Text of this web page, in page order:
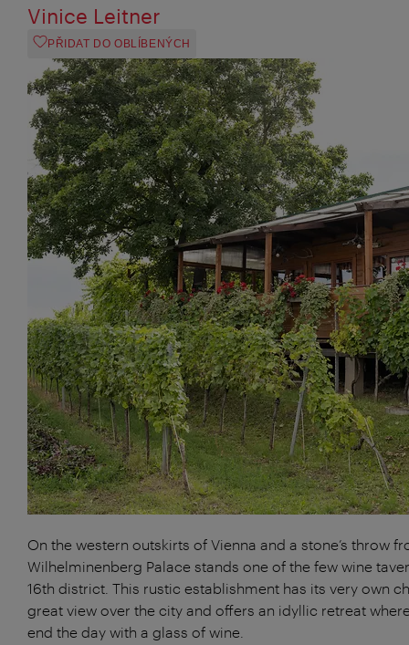
Vinice Leitner
PŘIDAT DO OBLÍBENÝCH
On the western outskirts of Vienna and a stone’s throw
Wilhelminenberg Palace stands one of the few wine
16th district. This rustic establishment has its very own
great view over the city and offers an idyllic retreat
end the day with a glass of wine.